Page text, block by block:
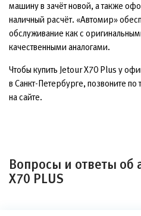
машину в зачёт новой, а также
наличный расчёт. «Автомир»
обслуживание как с
качественными аналогами.
Чтобы купить Jetour X70 Plus у
в Санкт-Петербурге, позвоните по
на сайте.
Вопросы и ответы об
X70 PLUS